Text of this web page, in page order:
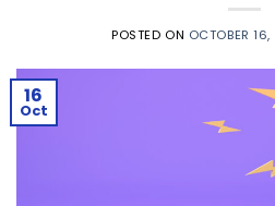
POSTED ON OCTOBER
16
Oct